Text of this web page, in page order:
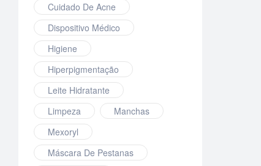
Cuidado De Acne
Dispositivo Médico
Higiene
Hiperpigmentação
Leite Hidratante
Limpeza
Manchas
Mexoryl
Máscara De Pestanas